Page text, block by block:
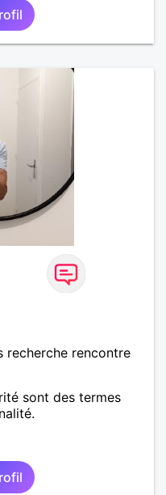
recherche rencontre
sont des termes